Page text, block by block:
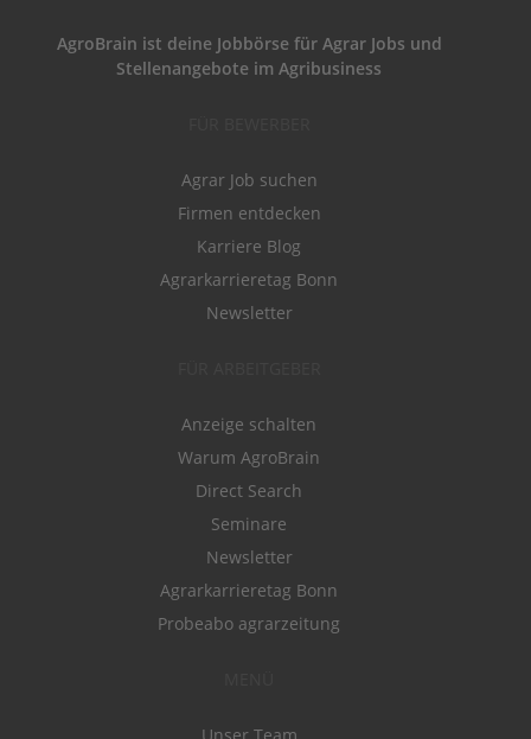
AgroBrain ist deine Jobbörse für Agrar Jobs und
Stellenangebote im Agribusiness
Agrar Job suchen
Firmen entdecken
Karriere Blog
Agrarkarrieretag Bonn
Newsletter
Anzeige schalten
Warum AgroBrain
Direct Search
Seminare
Newsletter
Agrarkarrieretag Bonn
Probeabo agrarzeitung